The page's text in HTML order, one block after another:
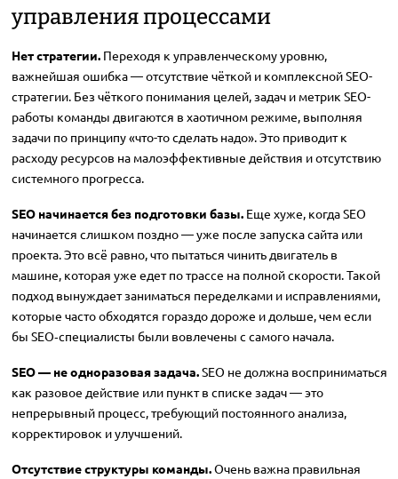
управления процессами
Нет стратегии.Переходя к управленческому уровню,
важнейшая ошибка — отсутствие чёткой и комплексной SEO-
стратегии. Без чёткого понимания целей, задач и метрик SEO-
работы команды двигаются в хаотичном режиме, выполняя
задачи по принципу «что-то сделать надо». Это приводит к
расходу ресурсов на малоэффективные действия и отсутствию
системного прогресса.
SEO начинается без подготовки базы.Еще хуже, когда SEO
начинается слишком поздно — уже после запуска сайта или
проекта. Это всё равно, что пытаться чинить двигатель в
машине, которая уже едет по трассе на полной скорости. Такой
подход вынуждает заниматься переделками и исправлениями,
которые часто обходятся гораздо дороже и дольше, чем если
бы SEO‑специалисты были вовлечены с самого начала.
SEO — не одноразовая задача.SEO не должна восприниматься
как разовое действие или пункт в списке задач — это
непрерывный процесс, требующий постоянного анализа,
корректировок и улучшений.
Отсутствие структуры команды.Очень важна правильная